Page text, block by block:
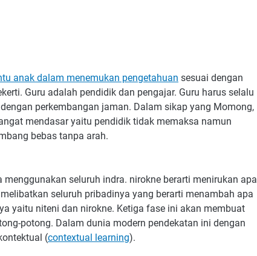
anak dalam menemukan pengetahuan sesuai dengan
Guru adalah pendidik dan pengajar. Guru harus selalu
perkembangan jaman. Dalam sikap yang Momong,
mendasar yaitu pendidik tidak memaksa namun
bebas tanpa arah.
seluruh indra. nirokne berarti menirukan apa
seluruh pribadinya yang berarti menambah apa
yaitu niteni dan nirokne. Ketiga fase ini akan membuat
potong. Dalam dunia modern pendekatan ini dengan
(contextual learning).